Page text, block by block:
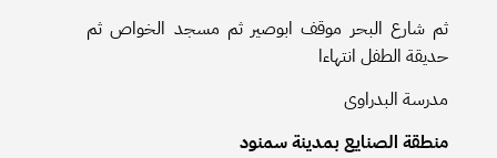
ثم شارع البحر موقف ابوصير ثم مسجد الخواص ثم
حديقة الطفل انتهاءا
مدرسة البدراوى
منطقة الصنايع بمدينة سمنود